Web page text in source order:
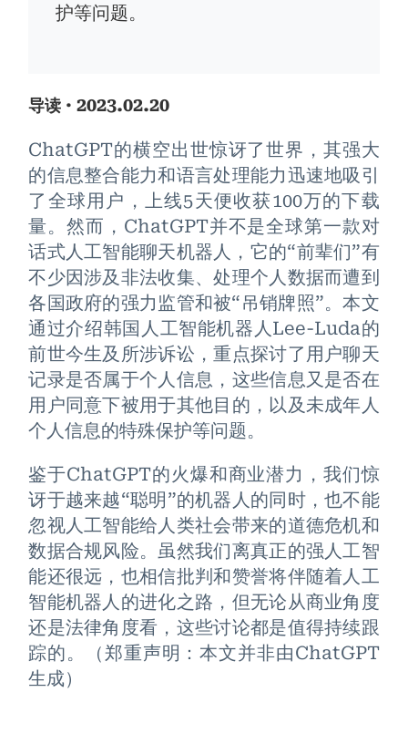
护等问题。
导读 · 2023.02.20
ChatGPT的横空出世惊讶了世界，其强大
的信息整合能力和语言处理能力迅速地吸引
了全球用户，上线5天便收获100万的下载
量。然而，ChatGPT并不是全球第一款对
话式人工智能聊天机器人，它的“前辈们”有
不少因涉及非法收集、处理个人数据而遭到
各国政府的强力监管和被“吊销牌照”。本文
通过介绍韩国人工智能机器人Lee-Luda的
前世今生及所涉诉讼，重点探讨了用户聊天
记录是否属于个人信息，这些信息又是否在
用户同意下被用于其他目的，以及未成年人
个人信息的特殊保护等问题。
鉴于ChatGPT的火爆和商业潜力，我们惊
讶于越来越“聪明”的机器人的同时，也不能
忽视人工智能给人类社会带来的道德危机和
数据合规风险。虽然我们离真正的强人工智
能还很远，也相信批判和赞誉将伴随着人工
智能机器人的进化之路，但无论从商业角度
还是法律角度看，这些讨论都是值得持续跟
踪的。（郑重声明：本文并非由ChatGPT
生成）